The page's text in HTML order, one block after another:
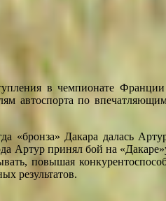
в чемпионате
автоспорта по
Дакара далась
Артур принял бой на
повышая
результатов.